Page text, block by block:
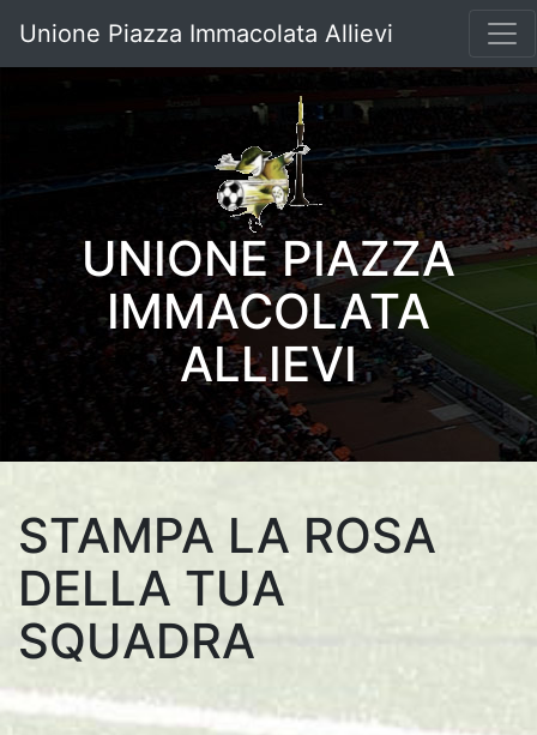
Unione Piazza Immacolata Allievi
UNIONE PIAZZA
IMMACOLATA
ALLIEVI
STAMPA LA ROSA
DELLA TUA
SQUADRA